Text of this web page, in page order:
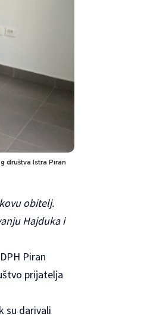
društva Istra Piran
obitelj.
Hajduka i
Piran
prijatelja
su darivali